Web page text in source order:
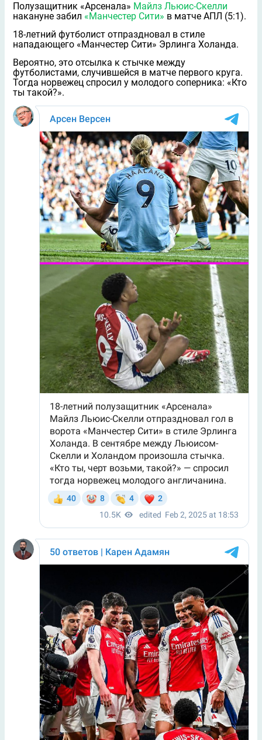
Полузащитник «Арсенала» Майлз Льюис-Скелли
накануне забил «Манчестер Сити» в матче АПЛ (5:1).
18-летний футболист отпраздновал в стиле
нападающего «Манчестер Сити» Эрлинга Холанда.
Вероятно, это отсылка к стычке между
футболистами, случившейся в матче первого круга.
Тогда норвежец спросил у молодого соперника: «Кто
ты такой?».